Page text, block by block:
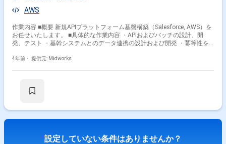
AWS
作業内容 ■概要 新規APIプラットフォーム基盤構築（Salesforce, AWS）を
お任せいたします。 ■具体的な作業内容 ・APIおよびバッチの設計、開
発、テスト ・基幹システムとのデータ連携の設計および開発 ・冪等性を
計 ・技術ドキュメントの作成（DFD、入出力定義書、ER図、テーブル定義
4年前・ 提供元: Midworks
設定していない条件はありませんか？